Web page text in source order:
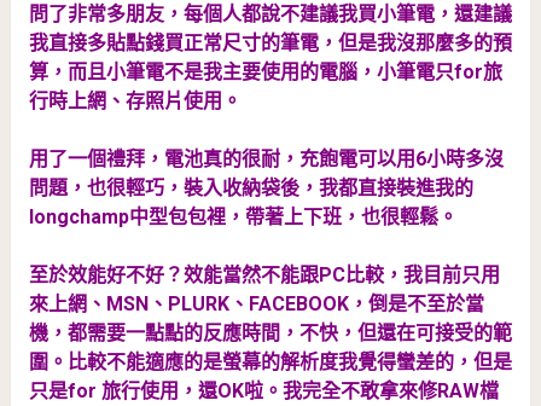
問了非常多朋友，每個人都說不建議我買小筆電，還建議
我直接多貼點錢買正常尺寸的筆電，但是我沒那麼多的預
算，而且小筆電不是我主要使用的電腦，小筆電只for旅
行時上網、存照片使用。
用了一個禮拜，電池真的很耐，充飽電可以用6小時多沒
問題，也很輕巧，裝入收納袋後，我都直接裝進我的
longchamp中型包包裡，帶著上下班，也很輕鬆。
至於效能好不好？效能當然不能跟PC比較，我目前只用
來上網、MSN、PLURK、FACEBOOK，倒是不至於當
機，都需要一點點的反應時間，不快，但還在可接受的範
圍。比較不能適應的是螢幕的解析度我覺得蠻差的，但是
只是for 旅行使用，還OK啦。我完全不敢拿來修RAW檔